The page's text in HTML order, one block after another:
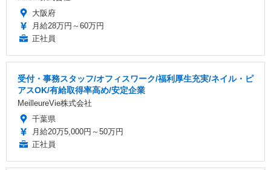
大阪府
月給28万円～60万円
正社員
受付・事務スタッフ/オフィスワーク/福利厚生充実/ネイル・ピ
アスOK/有給取得率高め/安定企業
MeilleureVie株式会社
千葉県
月給20万5,000円～50万円
正社員